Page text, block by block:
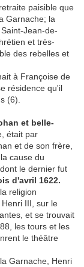
paisible que
Garnache; la
Jean-de-
et très-
des rebelles et
à Françoise de
résidence qu'il
(6).
et belle-
était par
et de son frère,
cause du
le dernier fut
d'avril 1622.
religion
III, sur le
et se trouvait
les tours et les
le théâtre
Garnache, Henri